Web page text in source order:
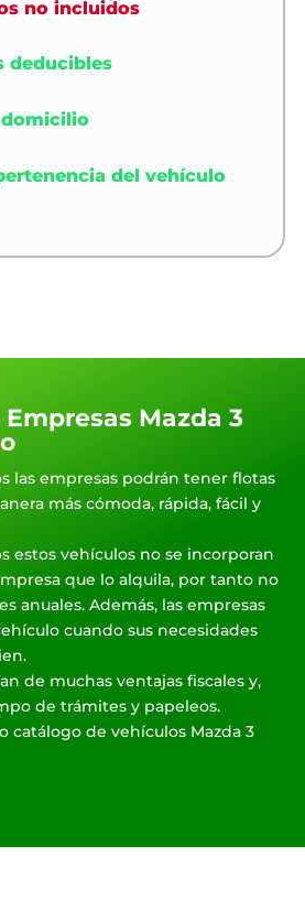
no incluidos
deducibles
del vehículo
Mazda 3
las empresas podrán tener flotas
más cómoda, rápida, fácil y
estos vehículos no se incorporan
que lo alquila, por tanto no
anuales. Además, las empresas
cuando sus necesidades
de muchas ventajas fiscales y,
de trámites y papeleos.
catálogo de vehículos Mazda 3